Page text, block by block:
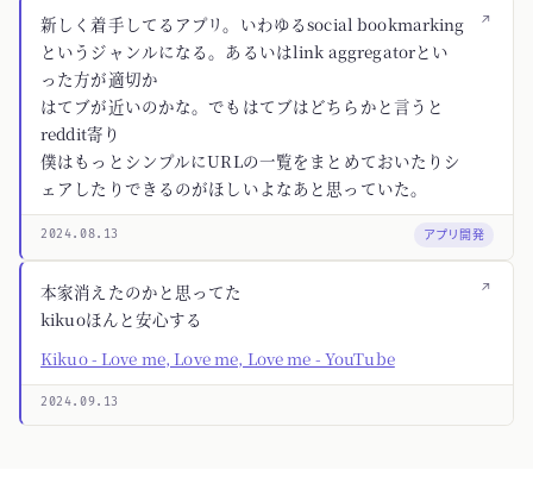
↗
新しく着手してるアプリ。いわゆるsocial bookmarking
というジャンルになる。あるいはlink aggregatorとい
った方が適切か
はてブが近いのかな。でもはてブはどちらかと言うと
reddit寄り
僕はもっとシンプルにURLの一覧をまとめておいたりシ
ェアしたりできるのがほしいよなあと思っていた。
2024.08.13 アプリ開発
↗
本家消えたのかと思ってた
kikuoほんと安心する
Kikuo - Love me, Love me, Love me - YouTube
2024.09.13